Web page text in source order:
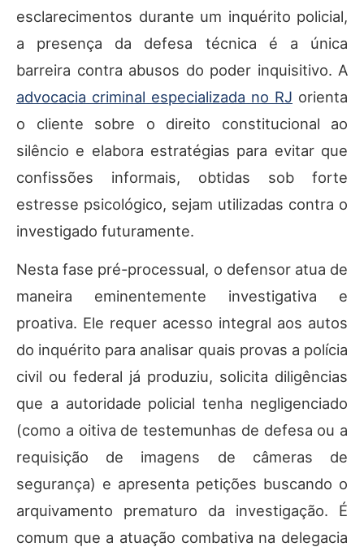
esclarecimentos durante um inquérito policial,
a presença da defesa técnica é a única
barreira contra abusos do poder inquisitivo. A
advocacia criminal especializada no RJ orienta
o cliente sobre o direito constitucional ao
silêncio e elabora estratégias para evitar que
confissões informais, obtidas sob forte
estresse psicológico, sejam utilizadas contra o
investigado futuramente.
Nesta fase pré-processual, o defensor atua de
maneira eminentemente investigativa e
proativa. Ele requer acesso integral aos autos
do inquérito para analisar quais provas a polícia
civil ou federal já produziu, solicita diligências
que a autoridade policial tenha negligenciado
(como a oitiva de testemunhas de defesa ou a
requisição de imagens de câmeras de
segurança) e apresenta petições buscando o
arquivamento prematuro da investigação. É
comum que a atuação combativa na delegacia